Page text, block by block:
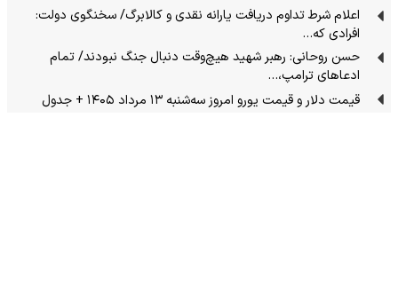
اعلام شرط تداوم دریافت یارانه نقدی و کالابرگ/ سخنگوی دولت:
افرادی که…
حسن روحانی: رهبر شهید هیچ‌وقت دنبال جنگ نبودند/ تمام
ادعاهای ترامپ،…
قیمت دلار و قیمت یورو امروز سه‌شنبه ۱۳ مرداد ۱۴۰۵ + جدول